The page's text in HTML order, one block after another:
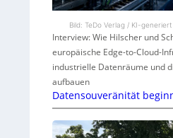
Bild: TeDo Verlag / KI-generiert
Interview: Wie Hilscher und
europäische Edge-to-Cloud-
industrielle Datenräume und
aufbauen
Datensouveränität